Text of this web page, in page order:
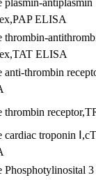
plasmin-antiplasmin
ELISA
thrombin-
ELISA
anti-thrombin
thrombin
cardiac troponin
Phosphotylinosital 3